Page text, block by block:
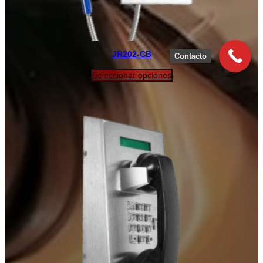
JR202-CB
Seleccionar opciones
Contacto